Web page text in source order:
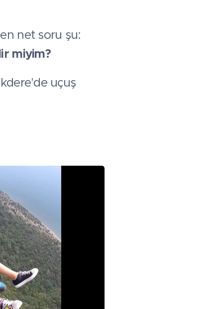
net soru şu:
miyim?
uçuş